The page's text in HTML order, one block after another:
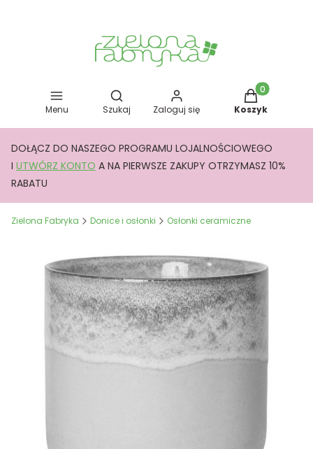
Menu
Otwórz wyszukiwarkę
Szukaj Zaloguj się
Produkty w
Koszyk
DOŁĄCZ DO NASZEGO PROGRAMU LOJALNOŚCIOWEGO
I UTWÓRZ KONTO A NA PIERWSZE ZAKUPY OTRZYMASZ 10%
RABATU
Zielona Fabryka Donice i osłonki Osłonki ceramiczne